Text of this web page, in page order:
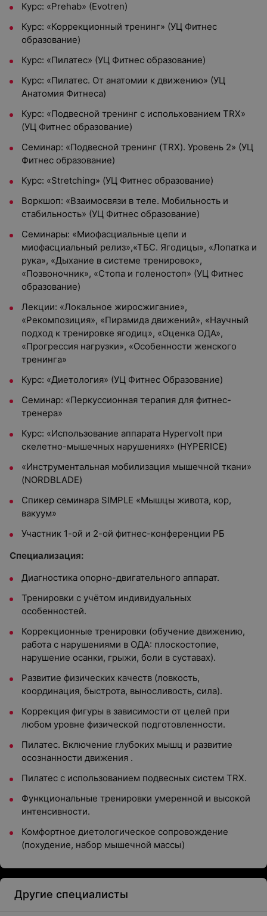
Курс: «Prehab» (Evotren)
Курс: «Коррекционный тренинг» (УЦ Фитнес
образование)
Курс: «Пилатес» (УЦ Фитнес образование)
Курс: «Пилатес. От анатомии к движению» (УЦ
Анатомия Фитнеса)
Курс: «Подвесной тренинг с испольхованием TRX»
(УЦ Фитнес образование)
Семинар: «Подвесной тренинг (TRX). Уровень 2» (УЦ
Фитнес образование)
Курс: «Stretching» (УЦ Фитнес образование)
Воркшоп: «Взаимосвязи в теле. Мобильность и
стабильность» (УЦ Фитнес образование)
Семинары: «Миофасциальные цепи и
миофасциальный релиз»,«ТБС. Ягодицы», «Лопатка и
рука», «Дыхание в системе тренировок»,
«Позвоночник», «Стопа и голеностоп» (УЦ Фитнес
образование)
Лекции: «Локальное жиросжигание»,
«Рекомпозиция», «Пирамида движений», «Научный
подход к тренировке ягодиц», «Оценка ОДА»,
«Прогрессия нагрузки», «Особенности женского
тренинга»
Курс: «Диетология» (УЦ Фитнес Образование)
Семинар: «Перкуссионная терапия для фитнес-
тренера»
Курс: «Использование аппарата Hypervolt при
скелетно-мышечных нарушениях» (HYPERICE)
«Инструментальная мобилизация мышечной ткани»
(NORDBLADE)
Спикер семинара SIMPLE «Мышцы живота, кор,
вакуум»
Участник 1-ой и 2-ой фитнес-конференции РБ
Специализация:
Диагностика опорно-двигательного аппарат.
Тренировки с учётом индивидуальных
особенностей.
Коррекционные тренировки (обучение движению,
работа с нарушениями в ОДА: плоскостопие,
нарушение осанки, грыжи, боли в суставах).
Развитие физических качеств (ловкость,
координация, быстрота, выносливость, сила).
Коррекция фигуры в зависимости от целей при
любом уровне физической подготовленности.
Пилатес. Включение глубоких мышц и развитие
осознанности движения .
Пилатес с использованием подвесных систем TRX.
Функциональные тренировки умеренной и высокой
интенсивности.
Комфортное диетологическое сопровождение
(похудение, набор мышечной массы)
Другие специалисты